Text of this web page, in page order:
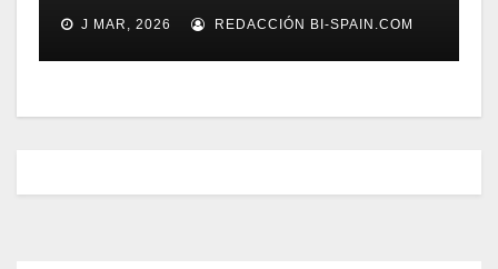
J MAR, 2026 REDACCIÓN BI-SPAIN.COM